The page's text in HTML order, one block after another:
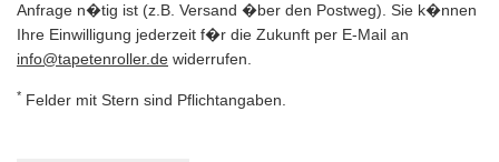
Anfrage n�tig ist (z.B. Versand �ber den Postweg). Sie k�nnen
Ihre Einwilligung jederzeit f�r die Zukunft per E-Mail an
info@tapetenroller.de widerrufen.
* Felder mit Stern sind Pflichtangaben.